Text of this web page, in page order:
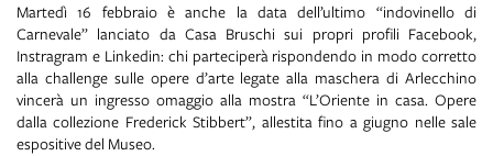
Martedì 16 febbraio è anche la data dell’ultimo “indovinello di
Carnevale” lanciato da Casa Bruschi sui propri profili Facebook,
Instragram e Linkedin: chi parteciperà rispondendo in modo corretto
alla challenge sulle opere d’arte legate alla maschera di Arlecchino
vincerà un ingresso omaggio alla mostra “L’Oriente in casa. Opere
dalla collezione Frederick Stibbert”, allestita fino a giugno nelle sale
espositive del Museo.